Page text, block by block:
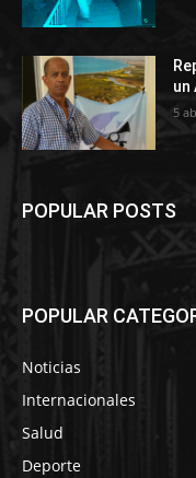
un
5
POPULAR POSTS
POPULAR
Noticias
Internacionales
Salud
Deporte